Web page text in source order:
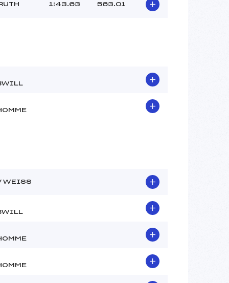
1:43.63 563.01
WEISS